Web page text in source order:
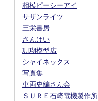
相模ピーシーアイ
サザンライツ
三栄書房
さんけい
珊瑚模型店
シャイネックス
写真集
車両史編さん会
ＳＵＲＥ石崎電機製作所